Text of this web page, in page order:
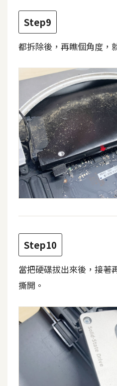
D
頁
端
P
H
P
D
o
c
k
r
伺
服
器
設
資
Step9
都拆除後，再瞧個角度，
Step10
當把硬碟拔出來後，接著
撕開。